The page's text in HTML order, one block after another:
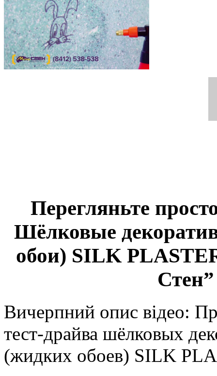
Перегляньте
Шёлковые
обои) SILK
Вичерпний опис відео:
тест-драйва шёлковых
(жидких обоев) SILK